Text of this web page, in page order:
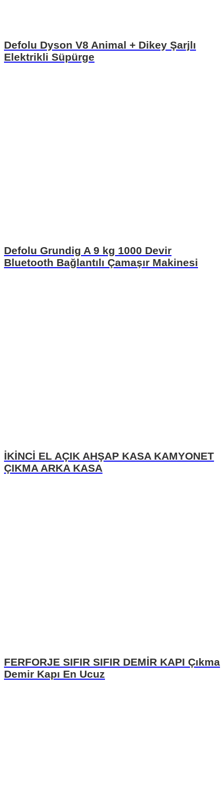
Defolu Dyson V8 Animal + Dikey Şarjlı
Elektrikli Süpürge
Defolu Grundig A 9 kg 1000 Devir
Bluetooth Bağlantılı Çamaşır Makinesi
İKİNCİ EL AÇIK AHŞAP KASA KAMYONET
ÇIKMA ARKA KASA
FERFORJE SIFIR SIFIR DEMİR KAPI Çıkma
Demir Kapı En Ucuz